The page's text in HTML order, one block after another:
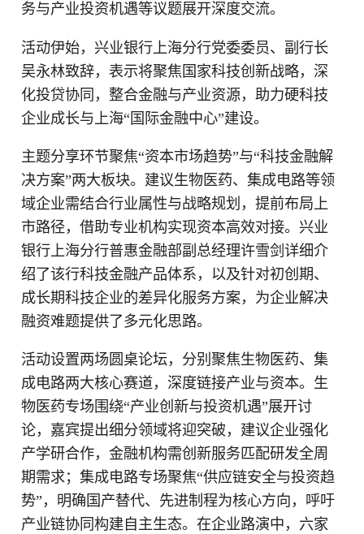
务与产业投资机遇等议题展开深度交流。
活动伊始，兴业银行上海分行党委委员、副行长
吴永林致辞，表示将聚焦国家科技创新战略，深
化投贷协同，整合金融与产业资源，助力硬科技
企业成长与上海“国际金融中心”建设。
主题分享环节聚焦“资本市场趋势”与“科技金融解
决方案”两大板块。建议生物医药、集成电路等领
域企业需结合行业属性与战略规划，提前布局上
市路径，借助专业机构实现资本高效对接。兴业
银行上海分行普惠金融部副总经理许雪剑详细介
绍了该行科技金融产品体系，以及针对初创期、
成长期科技企业的差异化服务方案，为企业解决
融资难题提供了多元化思路。
活动设置两场圆桌论坛，分别聚焦生物医药、集
成电路两大核心赛道，深度链接产业与资本。生
物医药专场围绕“产业创新与投资机遇”展开讨
论，嘉宾提出细分领域将迎突破，建议企业强化
产学研合作，金融机构需创新服务匹配研发全周
期需求；集成电路专场聚焦“供应链安全与投资趋
势”，明确国产替代、先进制程为核心方向，呼吁
产业链协同构建自主生态。在企业路演中，六家